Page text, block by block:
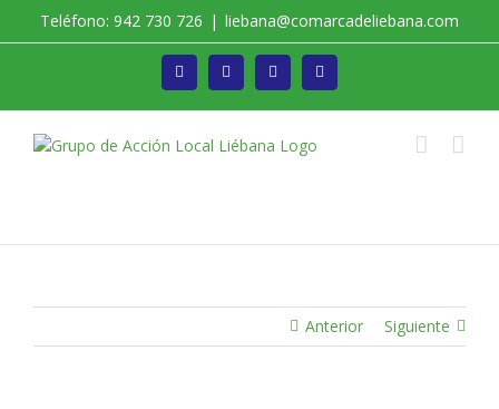
Teléfono: 942 730 726 | liebana@comarcadeliebana.com
Facebook Twitter Instagram
Anterior Siguiente